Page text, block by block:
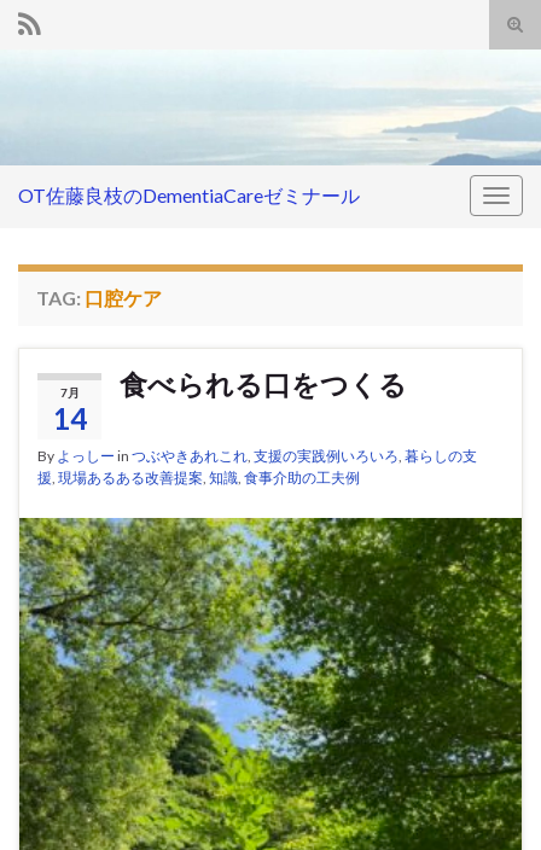
OT佐藤良枝のDementiaCareゼミナール
TAG: 口腔ケア
7月
14
食べられる口をつくる
By よっしー in つぶやきあれこれ 支援の実践例いろいろ 暮らしの支
援 現場あるある改善提案 知識 食事介助の工夫例